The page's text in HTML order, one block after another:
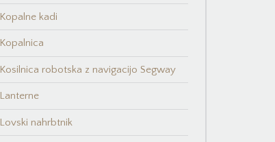
Kopalne kadi
Kopalnica
Kosilnica robotska z navigacijo Segway
Lanterne
Lovski nahrbtnik